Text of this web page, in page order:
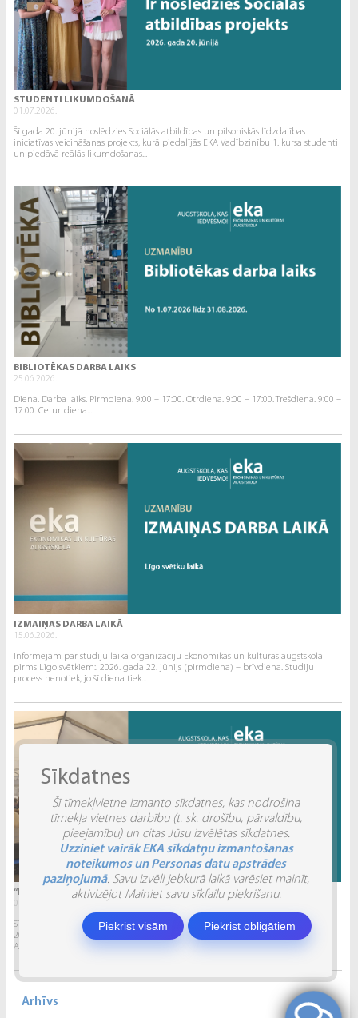
STUDENTI LIKUMDOŠANĀ
01.07.2026.
Šī gada 20. jūnijā noslēdzies Sociālās atbildības un pilsoniskās līdzdalības
iniciatīvas veicināšanas projekts, kurā piedalījās EKA Vadībzinību 1. kursa studenti
un piedāvā reālās likumdošanas...
BIBLIOTĒKAS DARBA LAIKS
25.06.2026.
Diena. Darba laiks. Pirmdiena. 9:00 – 17:00. Otrdiena. 9:00 – 17:00. Trešdiena. 9:00 –
17:00. Ceturtdiena....
IZMAIŅAS DARBA LAIKĀ
15.06.2026.
Informējam par studiju laika organizāciju Ekonomikas un kultūras augstskolā
pirms Līgo svētkiem:. 2026. gada 22. jūnijs (pirmdiena) – brīvdiena. Studiju
process nenotiek, jo šī diena tiek...
“INVENTIO 2026” ATSKATS
04.06.2026.
STUDĒJOŠO STARPTAUTISKĀ ZINĀTNISKI PRAKTISKĀ KONFERENCE “INVENTIO 2026”.
2026. gada 29. un 30. maijā Ekonomikas un kultūras augstskola sadarbībā ar
Alberta Koledžu organizēja Studējošo...
Arhīvs
Sīkdatnes
Šī tīmekļvietne izmanto sīkdatnes, kas nodrošina
tīmekļa vietnes darbību (t. sk. drošību, pārvaldību,
pieejamību) un citas Jūsu izvēlētas sīkdatnes.
Uzziniet vairāk EKA sīkdatņu izmantošanas
noteikumos un Personas datu apstrādes
paziņojumā. Savu izvēli jebkurā laikā varēsiet mainīt,
aktivizējot Mainiet savu sīkfailu piekrišanu.
Piekrist visām Piekrist obligātiem